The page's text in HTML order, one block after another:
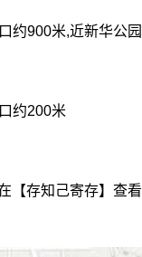
约900米,近新华公园
约200米
【存知己寄存】查看